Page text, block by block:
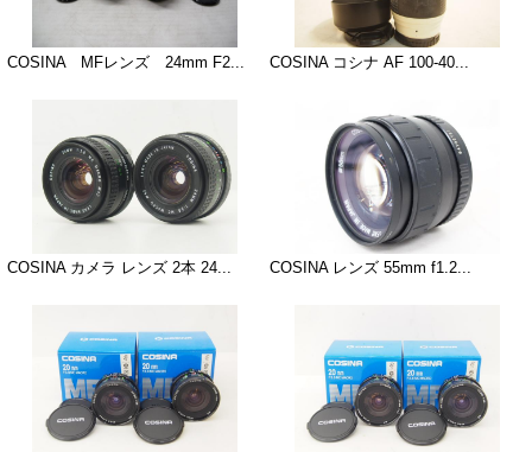
COSINA MFレンズ 24mm F2... COSINA コシナ AF 100-40...
COSINA カメラ レンズ 2本 24... COSINA レンズ 55mm f1.2...